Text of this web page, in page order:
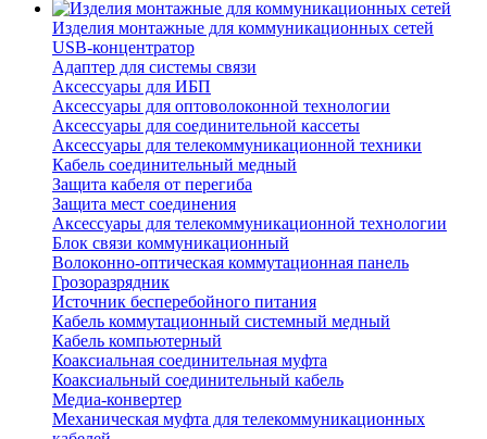
Изделия монтажные для коммуникационных сетей
USB-концентратор
Адаптер для системы связи
Аксессуары для ИБП
Аксессуары для оптоволоконной технологии
Аксессуары для соединительной кассеты
Аксессуары для телекоммуникационной техники
Кабель соединительный медный
Защита кабеля от перегиба
Защита мест соединения
Аксессуары для телекоммуникационной технологии
Блок связи коммуникационный
Волоконно-оптическая коммутационная панель
Грозоразрядник
Источник бесперебойного питания
Кабель коммутационный системный медный
Кабель компьютерный
Коаксиальная соединительная муфта
Коаксиальный соединительный кабель
Медиа-конвертер
Механическая муфта для телекоммуникационных